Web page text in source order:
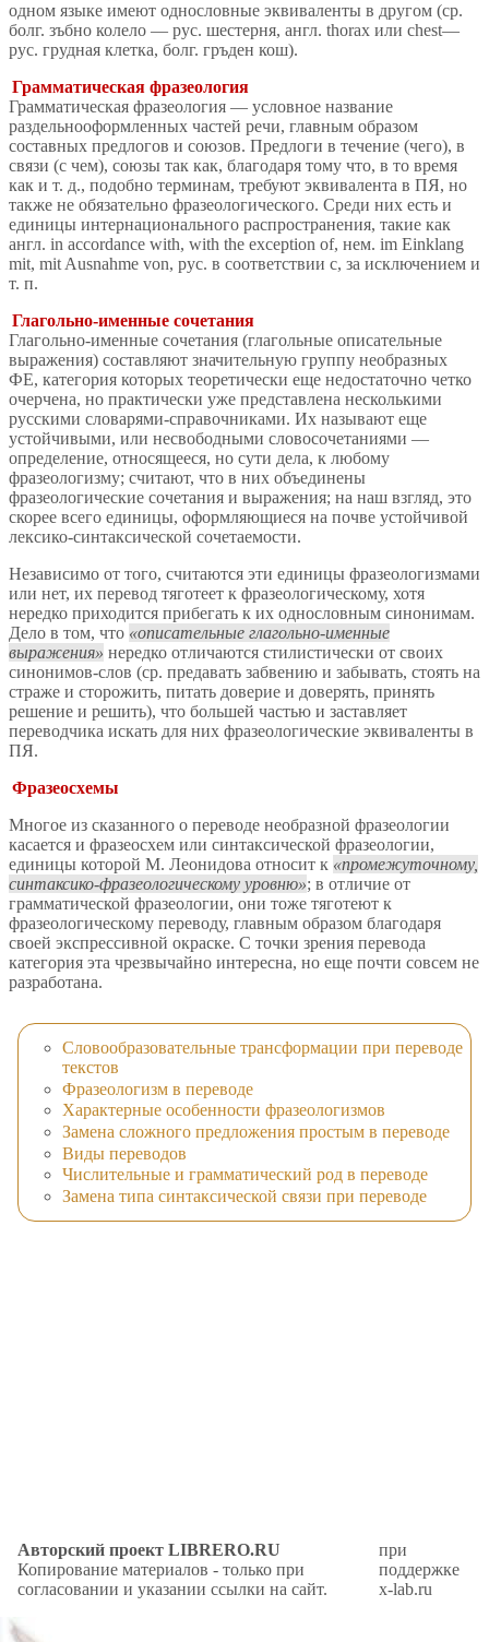
одном языке имеют однословные эквиваленты в другом (ср.
болг. зъбно колело — рус. шестерня, англ. thorax или chest—
рус. грудная клетка, болг. гръден кош).
Грамматическая фразеология
Грамматическая фразеология — условное название
раздельнооформленных частей речи, главным образом
составных предлогов и союзов. Предлоги в течение (чего), в
связи (с чем), союзы так как, благодаря тому что, в то время
как и т. д., подобно терминам, требуют эквивалента в ПЯ, но
также не обязательно фразеологического. Среди них есть и
единицы интернационального распространения, такие как
англ. in accordance with, with the exception of, нем. im Einklang
mit, mit Ausnahme von, рус. в соответствии с, за исключением и
т. п.
Глагольно-именные сочетания
Глагольно-именные сочетания (глагольные описательные
выражения) составляют значительную группу необразных
ФЕ, категория которых теоретически еще недостаточно четко
очерчена, но практически уже представлена несколькими
русскими словарями-справочниками. Их называют еще
устойчивыми, или несвободными словосочетаниями —
определение, относящееся, но сути дела, к любому
фразеологизму; считают, что в них объединены
фразеологические сочетания и выражения; на наш взгляд, это
скорее всего единицы, оформляющиеся на почве устойчивой
лексико-синтаксической сочетаемости.
Независимо от того, считаются эти единицы фразеологизмами
или нет, их перевод тяготеет к фразеологическому, хотя
нередко приходится прибегать к их однословным синонимам.
Дело в том, что
описательные глагольно-именные
выражения
нередко отличаются стилистически от своих
синонимов-слов (ср. предавать забвению и забывать, стоять на
страже и сторожить, питать доверие и доверять, принять
решение и решить), что большей частью и заставляет
переводчика искать для них фразеологические эквиваленты в
ПЯ.
Фразеосхемы
Многое из сказанного о переводе необразной фразеологии
касается и фразеосхем или синтаксической фразеологии,
единицы которой М. Леонидова относит к
промежуточному,
синтаксико-фразеологическому уровню ; в отличие от
грамматической фразеологии, они тоже тяготеют к
фразеологическому переводу, главным образом благодаря
своей экспрессивной окраске. С точки зрения перевода
категория эта чрезвычайно интересна, но еще почти совсем не
разработана.
Словообразовательные трансформации при переводе
текстов
Фразеологизм в переводе
Характерные особенности фразеологизмов
Замена сложного предложения простым в переводе
Виды переводов
Числительные и грамматический род в переводе
Замена типа синтаксической связи при переводе
Авторский проект LIBRERO.RU
Копирование материалов - только при
согласовании и указании ссылки на сайт.
при
поддержке
x-lab.ru